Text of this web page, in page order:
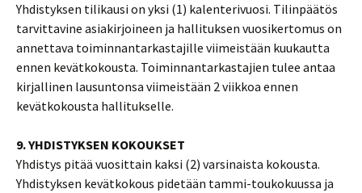
Yhdistyksen tilikausi on yksi (1) kalenterivuosi. Tilinpäätös
tarvittavine asiakirjoineen ja hallituksen vuosikertomus on
annettava toiminnantarkastajille viimeistään kuukautta
ennen kevätkokousta. Toiminnantarkastajien tulee antaa
kirjallinen lausuntonsa viimeistään 2 viikkoa ennen
kevätkokousta hallitukselle.
9. YHDISTYKSEN KOKOUKSET
Yhdistys pitää vuosittain kaksi (2) varsinaista kokousta.
Yhdistyksen kevätkokous pidetään tammi-toukokuussa ja